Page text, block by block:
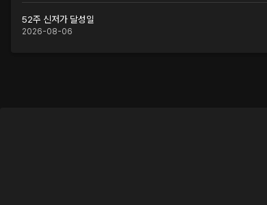
52주 신저가 달성일
2026-08-06